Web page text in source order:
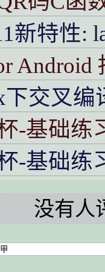
新特性:
Android
交叉编
-基础练
-基础练
没有人